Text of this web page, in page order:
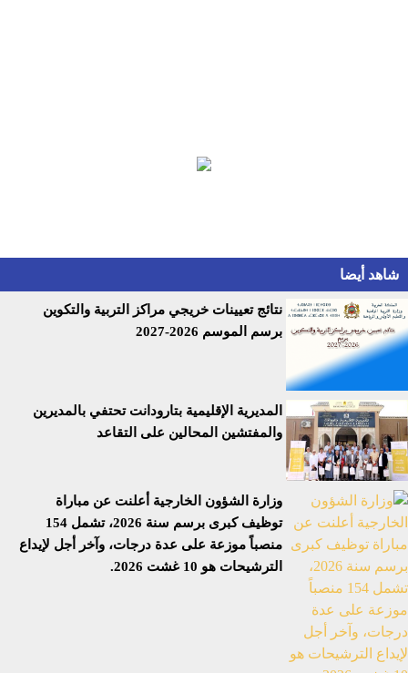
شاهد أيضا
نتائج تعيينات خريجي مراكز التربية والتكوين
برسم الموسم 2026-2027
المديرية الإقليمية بتارودانت تحتفي بالمديرين
والمفتشين المحالين على التقاعد
وزارة الشؤون الخارجية أعلنت عن مباراة
توظيف كبرى برسم سنة 2026، تشمل 154
منصباً موزعة على عدة درجات، وآخر أجل لإيداع
الترشيحات هو 10 غشت 2026.